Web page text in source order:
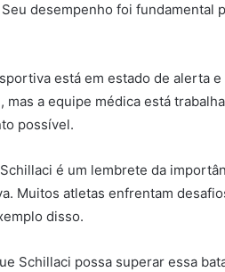
desempenho foi fundamental
está em estado de alerta
mas a equipe médica está
possível.
é um lembrete da
Muitos atletas enfrentam
disso.
Schillaci possa superar essa